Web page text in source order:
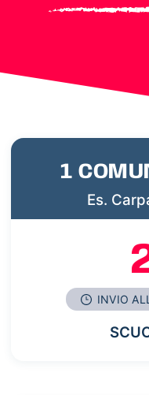
1
Es.
INVIO